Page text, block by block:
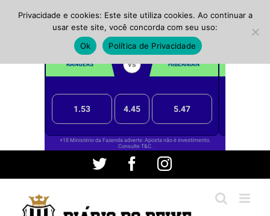
conteúdo
Twitter FacebookInstagram
Privacidade e cookies: Este site utiliza cookies. Ao continuar a
usar este site, você concorda com seu uso:
Ok
Política de Privacidade